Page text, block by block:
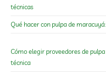
técnicas
Qué hacer con pulpa de
Cómo elegir proveedores de
técnica